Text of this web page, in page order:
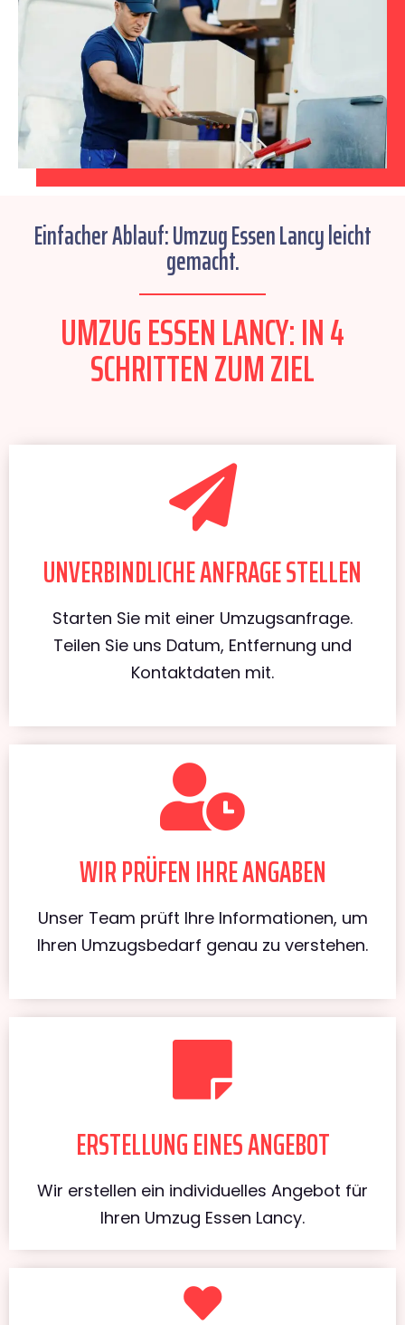
Einfacher Ablauf: Umzug Essen Lancy leicht
gemacht.
UMZUG ESSEN LANCY: IN 4
SCHRITTEN ZUM ZIEL
UNVERBINDLICHE ANFRAGE STELLEN
Starten Sie mit einer Umzugsanfrage.
Teilen Sie uns Datum, Entfernung und
Kontaktdaten mit.
WIR PRÜFEN IHRE ANGABEN
Unser Team prüft Ihre Informationen, um
Ihren Umzugsbedarf genau zu verstehen.
ERSTELLUNG EINES ANGEBOT
Wir erstellen ein individuelles Angebot für
Ihren Umzug Essen Lancy.